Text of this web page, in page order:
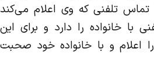
تلفنی که وی اعلام می‌کند
با خانواده را دارد و برای این
اعلام و با خانواده خود صحبت